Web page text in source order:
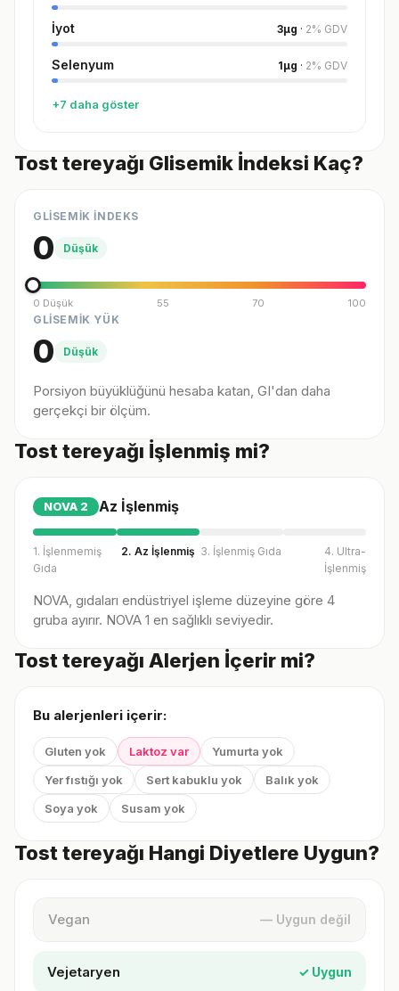
İyot 3µg · 2% GDV
Selenyum 1µg · 2% GDV
+7 daha göster
Tost tereyağı Glisemik İndeksi Kaç?
GLİSEMİK İNDEKS
0 Düşük
0 Düşük 55 70 100
GLİSEMİK YÜK
0 Düşük
Porsiyon büyüklüğünü hesaba katan, GI'dan daha
gerçekçi bir ölçüm.
Tost tereyağı İşlenmiş mi?
NOVA 2 Az İşlenmiş
1. İşlenmemiş
Gıda
2. Az İşlenmiş 3. İşlenmiş Gıda
4. Ultra-
İşlenmiş
NOVA, gıdaları endüstriyel işleme düzeyine göre 4
gruba ayırır. NOVA 1 en sağlıklı seviyedir.
Tost tereyağı Alerjen İçerir mi?
Bu alerjenleri içerir:
Gluten yok Laktoz var
Yumurta yok
Yer fıstığı yok
Sert kabuklu yok
Balık yok
Soya yok
Susam yok
Tost tereyağı Hangi Diyetlere Uygun?
Vegan — Uygun değil
Vejetaryen ✓ Uygun